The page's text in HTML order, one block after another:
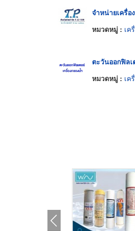
จำหน่ายเครื่อ
หมวดหมู่ : เค
ตะวันออกฟิลเ
หมวดหมู่ : เค